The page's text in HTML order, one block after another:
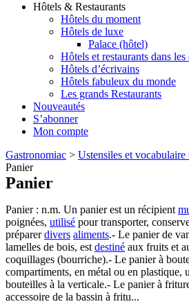
Hôtels & Restaurants
Hôtels du moment
Hôtels de luxe
Palace (hôtel)
Hôtels et restaurants dans les
Hôtels d’écrivains
Hôtels fabuleux du monde
Les grands Restaurants
Nouveautés
S’abonner
Mon compte
Gastronomiac > Ustensiles et
Panier
Panier
Panier : n.m. Un panier est un récipient
poignées, utilisé pour transporter,
préparerdivers aliments.- Le panier de
lamelles de bois, est destiné aux fruits et
coquillages (bourriche).- Le panier à
compartiments, en métal ou en plastique,
bouteilles à la verticale.- Le panier à
accessoire de la bassin à fritu...